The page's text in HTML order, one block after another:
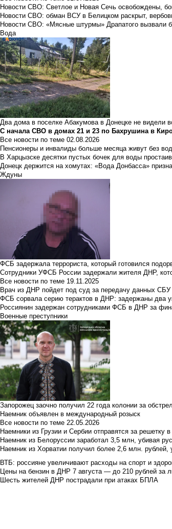
Новости СВО: Светлое и Новая Сечь освобождены,
Новости СВО: обман ВСУ в Белицком раскрыт,
Новости СВО: «Мясные штурмы» Драпатого вызвали
Вода
Два дома в поселке Абакумова в Донецке не видели
С начала СВО в домах 21 и 23 по Бахрушина в
Все новости по теме 02.08.2026
Пенсионеры и инвалиды больше месяца живут без
В Харцызске десятки пустых бочек для воды
Донецк держится на хомутах: «Вода Донбасса»
Ждуны
ФСБ задержала террориста, который готовился
Сотрудники УФСБ России задержали жителя ДНР,
Все новости по теме 19.11.2025
Врач из ДНР пойдет под суд за передачу данных СБУ
ФСБ сорвала серию терактов в ДНР: задержаны два
Россиянин задержан сотрудниками ФСБ в ДНР за
Военные преступники
Запорожец заочно получил 22 года колонии за
Наемник объявлен в международный розыск
Все новости по теме 22.05.2026
Наемники из Грузии и Сербии отправятся за решетку
Наемник из Белоруссии заработал 3,5 млн, убивая
Наемник из Хорватии получил более 2,6 млн. рублей,
ВТБ: россияне увеличивают расходы на спорт и
Цены на бензин в ДНР 7 августа — до 210 рублей за
Шесть жителей ДНР пострадали при атаках БПЛА